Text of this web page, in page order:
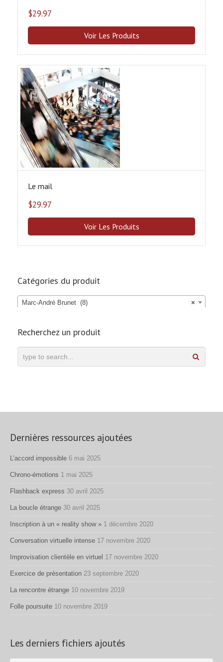
$29.97
Voir Les Produits
Le mail
$29.97
Voir Les Produits
Catégories du produit
×
Marc-André Brunet (8)
Recherchez un produit
Dernières ressources ajoutées
L’accord impossible 6 mai 2025
Chrono-émotions 1 mai 2025
Flashback express 30 avril 2025
La boucle étrange 30 avril 2025
Inscription à un « reality show » 1 décembre 2020
Conversation virtuelle intense 17 novembre 2020
Improvisation clientèle en virtuel 17 novembre 2020
Exercice de présentation 23 septembre 2020
La rencontre étrange 10 novembre 2019
Folle poursuite 10 novembre 2019
Les derniers fichiers ajoutés